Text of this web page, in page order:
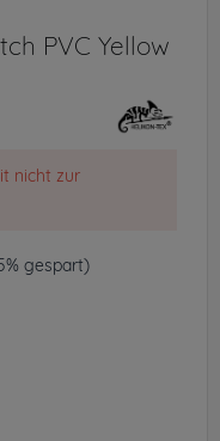
PVC Yellow
nicht zur
gespart)